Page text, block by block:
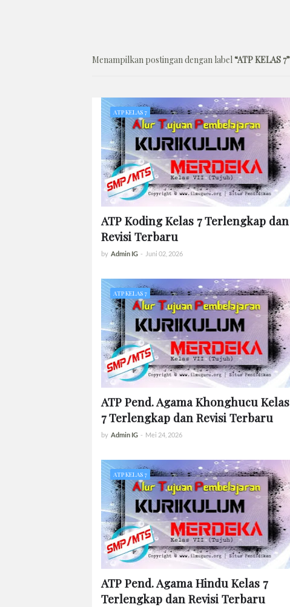
Menampilkan postingan dengan label ATP KELAS 7
ATP KELAS 7
ATP Koding Kelas 7 Terlengkap dan
Revisi Terbaru
by Admin IG - Juni 02, 2026
ATP KELAS 7
ATP Pend. Agama Khonghucu Kelas
7 Terlengkap dan Revisi Terbaru
by Admin IG - Mei 24, 2026
ATP KELAS 7
ATP Pend. Agama Hindu Kelas 7
Terlengkap dan Revisi Terbaru